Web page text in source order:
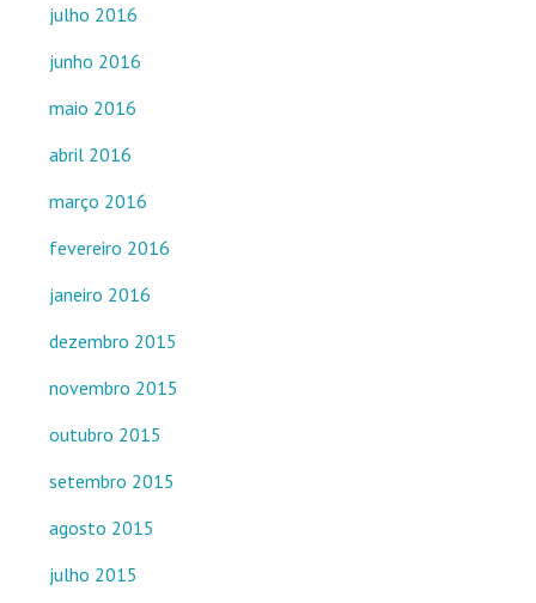
julho 2016
junho 2016
maio 2016
abril 2016
março 2016
fevereiro 2016
janeiro 2016
dezembro 2015
novembro 2015
outubro 2015
setembro 2015
agosto 2015
julho 2015